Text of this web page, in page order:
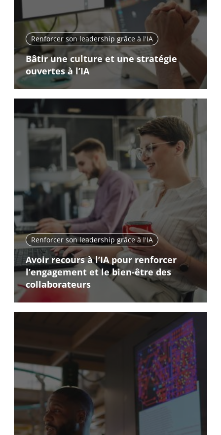
Renforcer son leadership grâce à l'IA
Bâtir une culture et une stratégie
ouvertes à l’IA
Renforcer son leadership grâce à l'IA
Avoir recours à l’IA pour renforcer
l’engagement et le bien-être des
collaborateurs